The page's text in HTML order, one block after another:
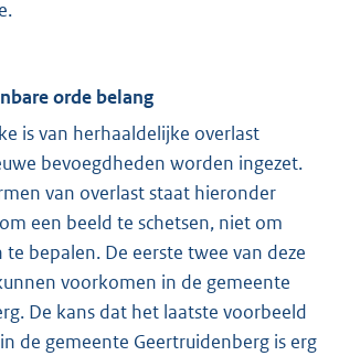
orde belang
is van herhaaldelijke overlast
bevoegdheden worden ingezet.
van overlast staat hieronder
een beeld te schetsen, niet om
te bepalen. De eerste twee van deze
voorkomen in de gemeente
De kans dat het laatste voorbeeld
de gemeente Geertruidenberg is erg